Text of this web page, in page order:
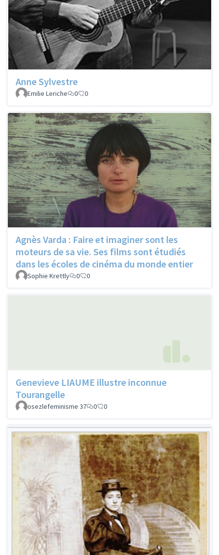
Anne Sylvestre
Emilie Leriche 0 0
Agnès Varda : Faire et imaginer sont les
moteurs de sa vie. Ses films sont étudiés
dans les écoles de cinéma du monde entier
Sophie Krettly 0 0
Genevieve LIAUME illustre inconnue
Tourangelle
osezlefeminisme 37 0 0